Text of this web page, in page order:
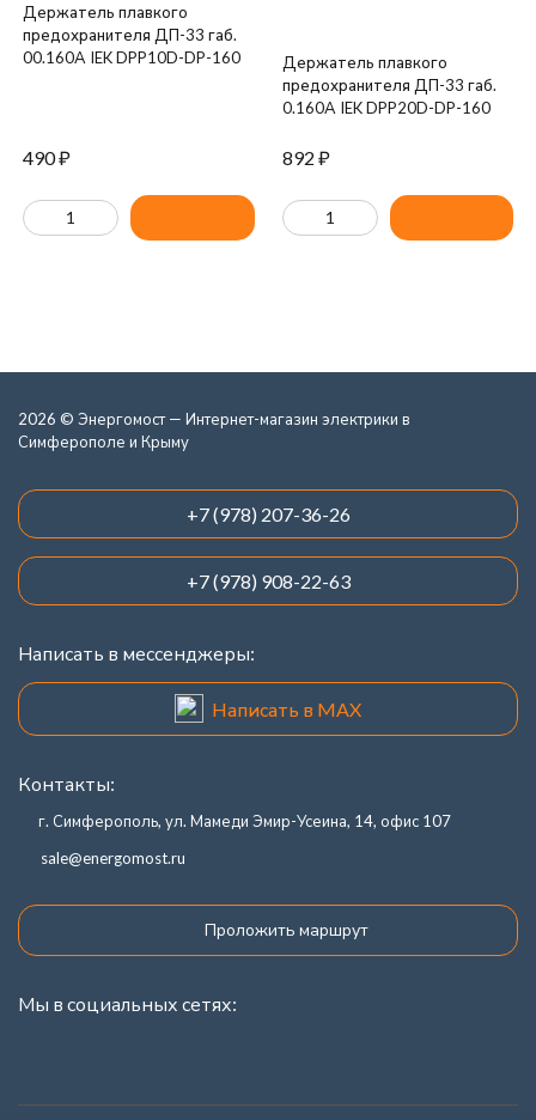
Держатель плавкого
предохранителя ДП-33 габ.
00.160А IEK DPP10D-DP-160
490₽
Держатель плавкого
предохранителя ДП-33 габ.
0.160А IEK DPP20D-DP-160
892 ₽
2026 © Энергомост — Интернет-магазин электрики в
Симферополе и Крыму
+7 (978) 207-36-26
+7 (978) 908-22-63
Написать в мессенджеры:
Написать в MAX
Контакты:
г. Симферополь, ул. Мамеди Эмир-Усеина, 14, офис 107
sale@energomost.ru
Проложить маршрут
Мы в социальных сетях: